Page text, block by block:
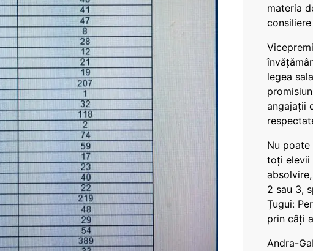
materia
legea
angajații
Nu
toți elevii
2 sau 3,
Țugui:
prin câți
Andra-